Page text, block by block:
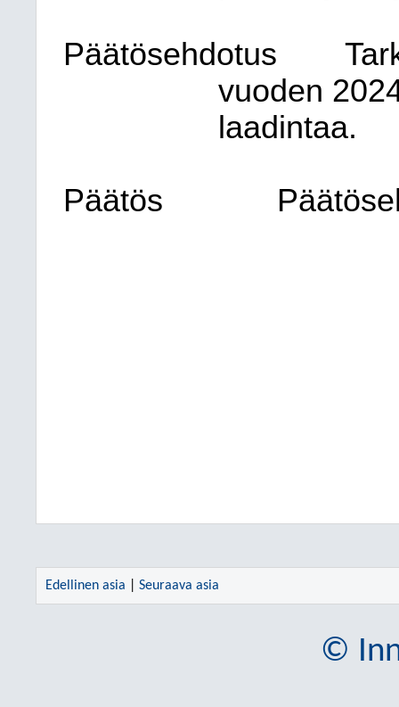
Päätösehdotus
vuoden
laadintaa.
Päätös
Edellinen asia Seuraava asia
©